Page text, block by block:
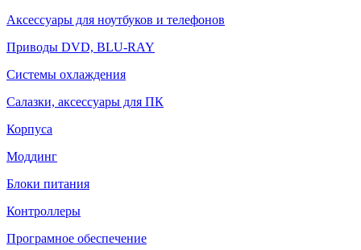
Аксессуары для ноутбуков и телефонов
Приводы DVD, BLU-RAY
Системы охлаждения
Салазки, аксессуары для ПК
Корпуса
Моддинг
Блоки питания
Контроллеры
Програмное обеспечение